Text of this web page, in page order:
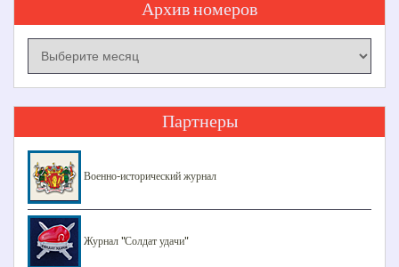
Архив номеров
номеров
Партнеры
Военно-исторический журнал
Журнал "Солдат удачи"